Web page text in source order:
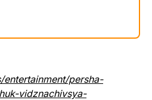
persha-
vidznachivsya-